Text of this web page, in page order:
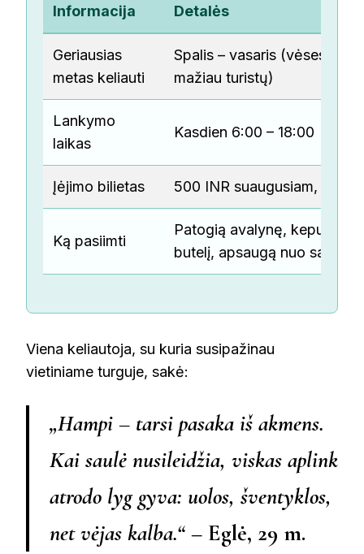
Informacija Detalės
Geriausias
metas keliauti
Spalis – vasaris (vėsesnis
mažiau turistų)
Lankymo
laikas
Kasdien 6:00 – 18:00
Įėjimo bilietas 500 INR suaugusiam, 250
Ką pasiimti
Patogią avalynę, kepurę,
butelį, apsaugą nuo saulės
Viena keliautoja, su kuria susipažinau
vietiniame turguje, sakė:
„Hampi – tarsi pasaka iš akmens.
Kai saulė nusileidžia, viskas aplink
atrodo lyg gyva: uolos, šventyklos,
net vėjas kalba.“ – Eglė, 29 m.